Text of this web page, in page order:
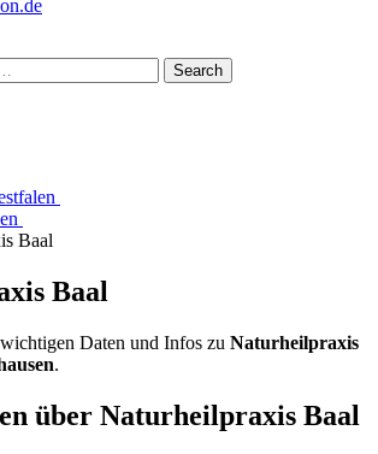
Search
Baal
Baal
Daten und Infos zu Naturheilpraxis
.
über Naturheilpraxis Baal